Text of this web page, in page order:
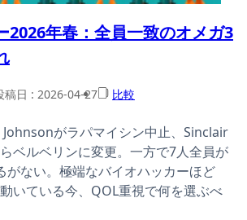
2026年春：全員一致のオメガ3
稿日 : 2026-04-27 比較
がラパマイシン中止、Sinclair
ベルベリンに変更。一方で7人全員が
がない。極端なバイオハッカーほど
いている今、QOL重視で何を選ぶべ